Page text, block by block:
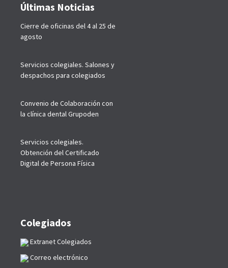
Últimas Noticias
Cierre de oficinas del 4 al 25 de
agosto
Servicios colegiales. Salones y
despachos para colegiados
Convenio de Colaboración con
la clínica dental Grupoden
Servicios colegiales.
Obtención del Certificado
Digital de Persona Física
Colegiados
Extranet Colegiados
Correo electrónico